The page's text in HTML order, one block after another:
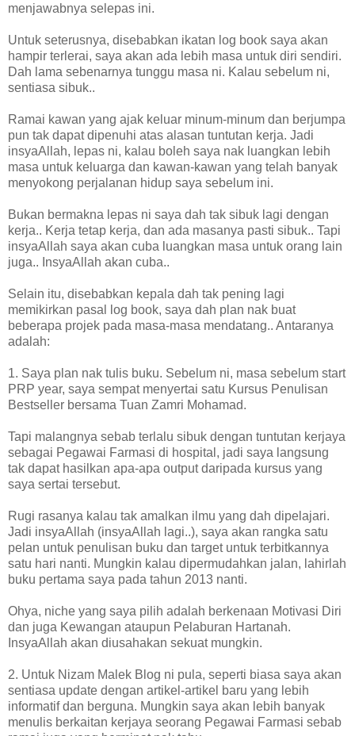
menjawabnya selepas ini.
Untuk seterusnya, disebabkan ikatan log book saya akan
hampir terlerai, saya akan ada lebih masa untuk diri sendiri.
Dah lama sebenarnya tunggu masa ni. Kalau sebelum ni,
sentiasa sibuk..
Ramai kawan yang ajak keluar minum-minum dan berjumpa
pun tak dapat dipenuhi atas alasan tuntutan kerja. Jadi
insyaAllah, lepas ni, kalau boleh saya nak luangkan lebih
masa untuk keluarga dan kawan-kawan yang telah banyak
menyokong perjalanan hidup saya sebelum ini.
Bukan bermakna lepas ni saya dah tak sibuk lagi dengan
kerja.. Kerja tetap kerja, dan ada masanya pasti sibuk.. Tapi
insyaAllah saya akan cuba luangkan masa untuk orang lain
juga.. InsyaAllah akan cuba..
Selain itu, disebabkan kepala dah tak pening lagi
memikirkan pasal log book, saya dah plan nak buat
beberapa projek pada masa-masa mendatang.. Antaranya
adalah:
1. Saya plan nak tulis buku. Sebelum ni, masa sebelum start
PRP year, saya sempat menyertai satu Kursus Penulisan
Bestseller bersama Tuan Zamri Mohamad.
Tapi malangnya sebab terlalu sibuk dengan tuntutan kerjaya
sebagai Pegawai Farmasi di hospital, jadi saya langsung
tak dapat hasilkan apa-apa output daripada kursus yang
saya sertai tersebut.
Rugi rasanya kalau tak amalkan ilmu yang dah dipelajari.
Jadi insyaAllah (insyaAllah lagi..), saya akan rangka satu
pelan untuk penulisan buku dan target untuk terbitkannya
satu hari nanti. Mungkin kalau dipermudahkan jalan, lahirlah
buku pertama saya pada tahun 2013 nanti.
Ohya, niche yang saya pilih adalah berkenaan Motivasi Diri
dan juga Kewangan ataupun Pelaburan Hartanah.
InsyaAllah akan diusahakan sekuat mungkin.
2. Untuk Nizam Malek Blog ni pula, seperti biasa saya akan
sentiasa update dengan artikel-artikel baru yang lebih
informatif dan berguna. Mungkin saya akan lebih banyak
menulis berkaitan kerjaya seorang Pegawai Farmasi sebab